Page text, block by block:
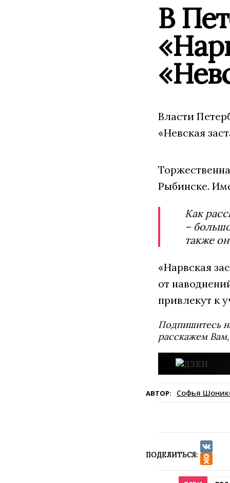
В
Власти
«Невская
Рыбинске.
Как
–
также
«Нарвская
от
привлекут к
Подпишитесь
расскажем
АВТОР: Софья
ПОДЕЛИТЬСЯ:
VK